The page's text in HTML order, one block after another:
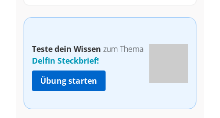
Teste dein Wissen zum Thema
Delfin Steckbrief!
Übung starten